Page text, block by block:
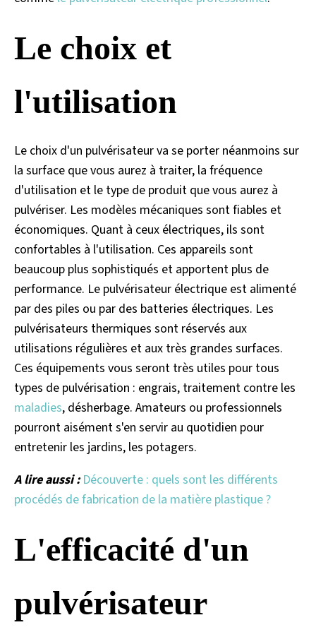
Le choix et
l'utilisation
Le choix d'un pulvérisateur va se porter néanmoins sur
la surface que vous aurez à traiter, la fréquence
d'utilisation et le type de produit que vous aurez à
pulvériser. Les modèles mécaniques sont fiables et
économiques. Quant à ceux électriques, ils sont
confortables à l'utilisation. Ces appareils sont
beaucoup plus sophistiqués et apportent plus de
performance. Le pulvérisateur électrique est alimenté
par des piles ou par des batteries électriques. Les
pulvérisateurs thermiques sont réservés aux
utilisations régulières et aux très grandes surfaces.
Ces équipements vous seront très utiles pour tous
types de pulvérisation : engrais, traitement contre les
maladies, désherbage. Amateurs ou professionnels
pourront aisément s'en servir au quotidien pour
entretenir les jardins, les potagers.
A lire aussi :Découverte : quels sont les différents
procédés de fabrication de la matière plastique ?
L'efficacité d'un
pulvérisateur